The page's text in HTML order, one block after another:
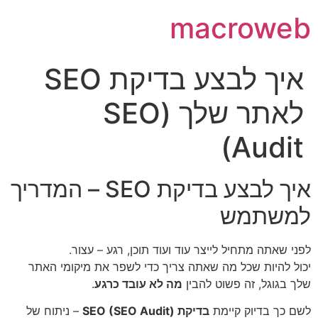
macroweb
איך לבצע בדיקת SEO
לאתר שלך (SEO
Audit)
איך לבצע בדיקת SEO – המדריך
למשתמש
לפני שאתה מתחיל לייצר עוד ועוד תוכן, רגע – עצור.
יכול להיות שכל מה שאתה צריך כדי לשפר את מיקומי האתר
שלך בגוגל, זה פשוט להבין מה לא עובד כרגע.
לשם כך בדיוק קיימת בדיקת SEO (SEO Audit)
– ניתוח של